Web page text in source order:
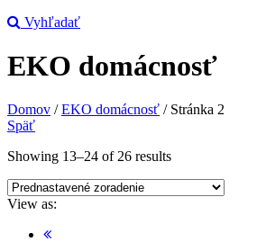
Vyhľadať
EKO domácnosť
Domov / EKO domácnosť /Stránka 2
Späť
Showing 13–24 of 26 results
View as: